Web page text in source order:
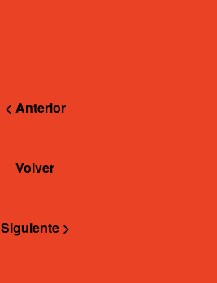
< Anterior
Volver
Siguiente >